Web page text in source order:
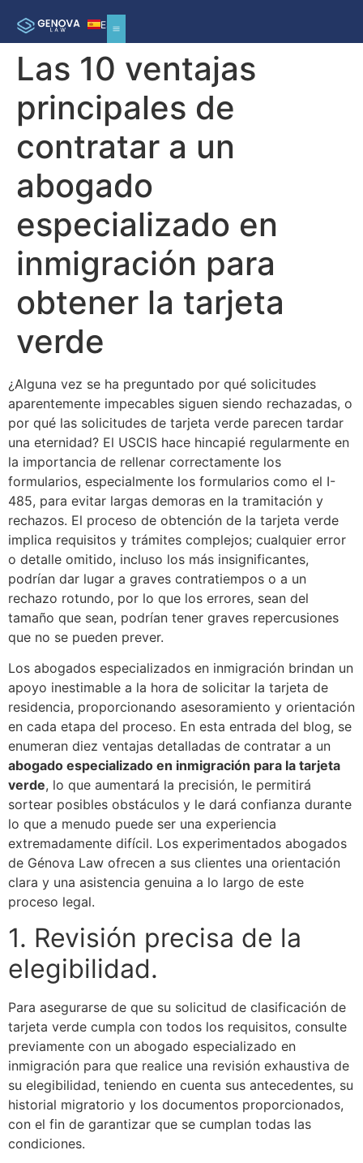
ES
Las 10 ventajas
principales de
contratar a un
abogado
especializado en
inmigración para
obtener la tarjeta
verde
¿Alguna vez se ha preguntado por qué solicitudes
aparentemente impecables siguen siendo rechazadas, o
por qué las solicitudes de tarjeta verde parecen tardar
una eternidad? El USCIS hace hincapié regularmente en
la importancia de rellenar correctamente los
formularios, especialmente los formularios como el I-
485, para evitar largas demoras en la tramitación y
rechazos. El proceso de obtención de la tarjeta verde
implica requisitos y trámites complejos; cualquier error
o detalle omitido, incluso los más insignificantes,
podrían dar lugar a graves contratiempos o a un
rechazo rotundo, por lo que los errores, sean del
tamaño que sean, podrían tener graves repercusiones
que no se pueden prever.
Los abogados especializados en inmigración brindan un
apoyo inestimable a la hora de solicitar la tarjeta de
residencia, proporcionando asesoramiento y orientación
en cada etapa del proceso. En esta entrada del blog, se
enumeran diez ventajas detalladas de contratar a un
abogado especializado en inmigración para la tarjeta
verde, lo que aumentará la precisión, le permitirá
sortear posibles obstáculos y le dará confianza durante
lo que a menudo puede ser una experiencia
extremadamente difícil. Los experimentados abogados
de Génova Law ofrecen a sus clientes una orientación
clara y una asistencia genuina a lo largo de este
proceso legal.
1. Revisión precisa de la
elegibilidad.
Para asegurarse de que su solicitud de clasificación de
tarjeta verde cumpla con todos los requisitos, consulte
previamente con un abogado especializado en
inmigración para que realice una revisión exhaustiva de
su elegibilidad, teniendo en cuenta sus antecedentes, su
historial migratorio y los documentos proporcionados,
con el fin de garantizar que se cumplan todas las
condiciones.